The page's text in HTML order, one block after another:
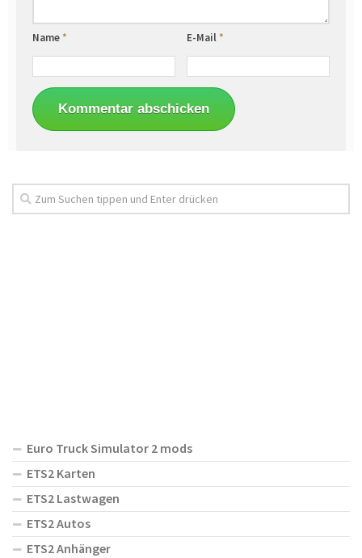
Name* E-Mail*
Euro Truck Simulator 2 mods
ETS2 Karten
ETS2 Lastwagen
ETS2 Autos
ETS2 Anhänger